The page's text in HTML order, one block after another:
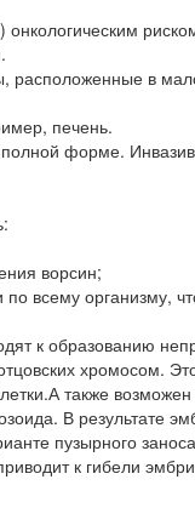
расположенные в
печень.
форме.
ворсин;
всему организму,
к образованию
хромосом.
также
В результате
пузырного
к гибели